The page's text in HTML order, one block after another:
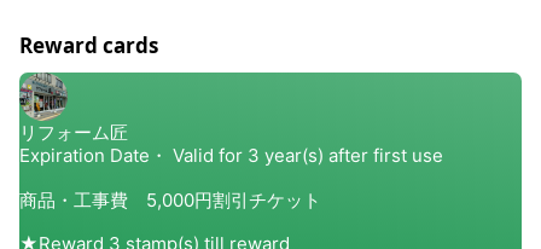
下さい。 リフォーム匠オンラインショップは住設機器を全
国販売中です。 いつでも卸価格で販売中、最大72%OFF
～。人気商品を全国配送いたします。 カスタマイズできる
オプションが豊富。 キッチン、洗面化粧台、ユニットバ
ス・浴室、トイレ、給湯器、玄関ドア、内窓、エクステリ
ア。 ご連絡いただけましたら、おすすめ商品をご紹介させ
ていただきます。
Reward cards